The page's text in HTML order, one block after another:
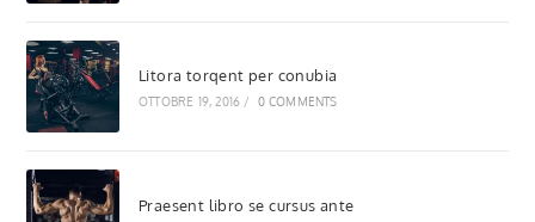
Litora torqent per conubia
OTTOBRE 19, 2016 / 0 COMMENTS
Praesent libro se cursus ante